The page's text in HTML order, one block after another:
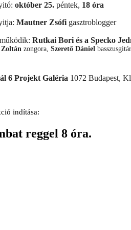
október 25. péntek, 18 óra
Mautner Zsófi gasztroblogger
Rutkai Bori és a Specko
Zoltán zongora, Szerető Dániel
6 Projekt Galéria 1072 Budapest,
indítása:
reggel 8 óra.